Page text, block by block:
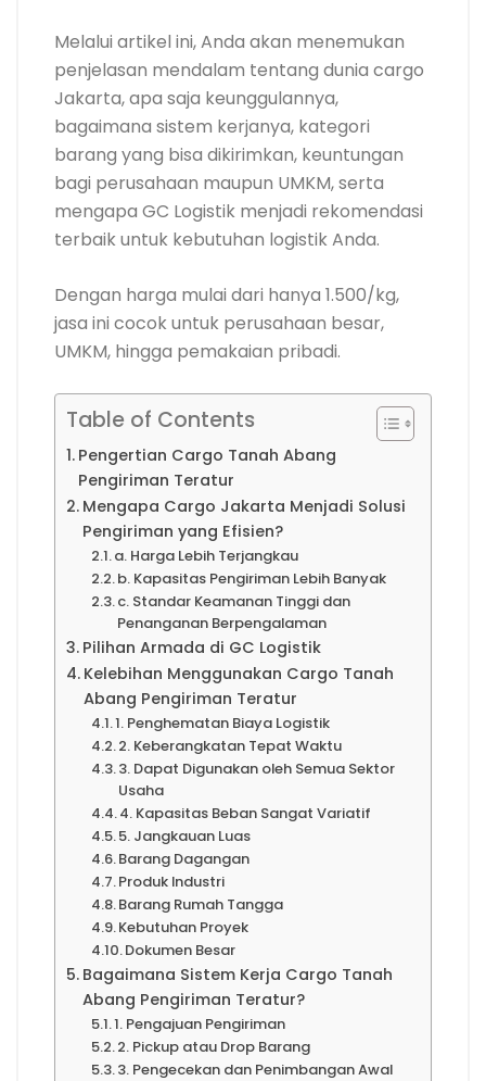
Melalui artikel ini, Anda akan menemukan
penjelasan mendalam tentang dunia cargo
Jakarta, apa saja keunggulannya,
bagaimana sistem kerjanya, kategori
barang yang bisa dikirimkan, keuntungan
bagi perusahaan maupun UMKM, serta
mengapa GC Logistik menjadi rekomendasi
terbaik untuk kebutuhan logistik Anda.
Dengan harga mulai dari hanya 1.500/kg,
jasa ini cocok untuk perusahaan besar,
UMKM, hingga pemakaian pribadi.
Table of Contents
Pengertian Cargo Tanah Abang
Pengiriman Teratur
Mengapa Cargo Jakarta Menjadi Solusi
Pengiriman yang Efisien?
a. Harga Lebih Terjangkau
b. Kapasitas Pengiriman Lebih Banyak
c. Standar Keamanan Tinggi dan
Penanganan Berpengalaman
Pilihan Armada di GC Logistik
Kelebihan Menggunakan Cargo Tanah
Abang Pengiriman Teratur
1. Penghematan Biaya Logistik
2. Keberangkatan Tepat Waktu
3. Dapat Digunakan oleh Semua Sektor
Usaha
4. Kapasitas Beban Sangat Variatif
5. Jangkauan Luas
Barang Dagangan
Produk Industri
Barang Rumah Tangga
Kebutuhan Proyek
Dokumen Besar
Bagaimana Sistem Kerja Cargo Tanah
Abang Pengiriman Teratur?
1. Pengajuan Pengiriman
2. Pickup atau Drop Barang
3. Pengecekan dan Penimbangan Awal